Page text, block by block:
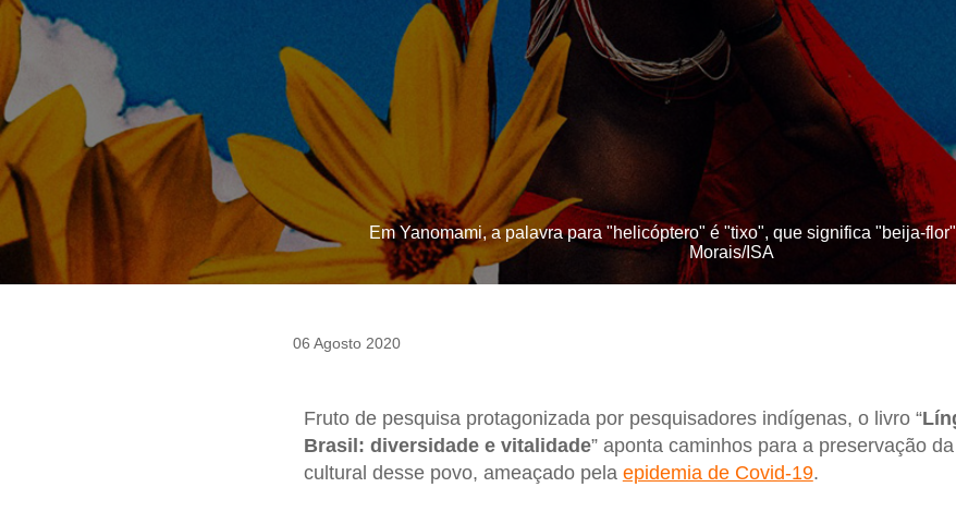
Em Yanomami, a palavra para "helicóptero" é "tixo", que significa "beija-
Morais/ISA
06 Agosto 2020
Fruto de pesquisa protagonizada por pesquisadores indígenas, o livro “
Brasil: diversidade e vitalidade” aponta caminhos para a preservação da
cultural desse povo, ameaçado pela epidemia de Covid-19.